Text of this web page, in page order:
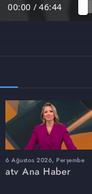
00:00 / 46:44
6 Ağustos 2026, Perşembe
atv Ana Haber